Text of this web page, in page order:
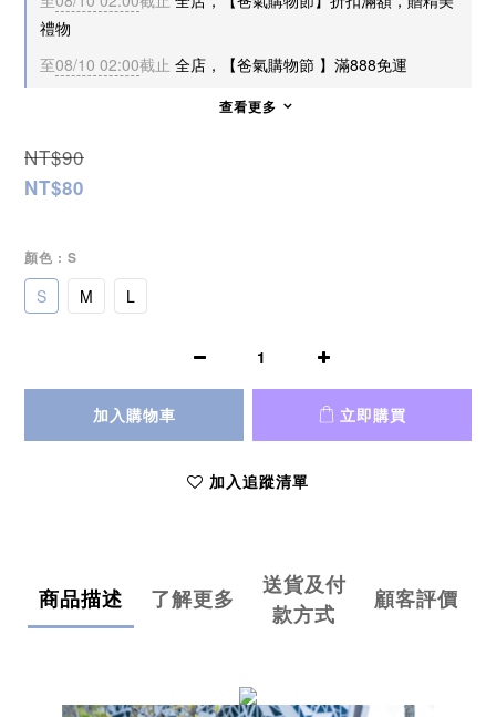
禮物
至08/10 02:00截止 全店，【爸氣購物節 】滿888免運
查看更多
NT$90
NT$80
顏色 : S
S M L
加入購物車 立即購買
加入追蹤清單
商品描述 了解更多
送貨及付
款方式
顧客評價